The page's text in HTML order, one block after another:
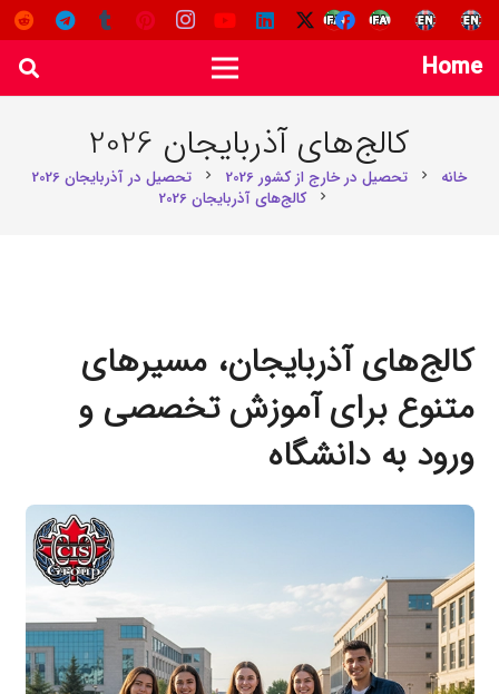
Home
کالج‌های آذربایجان 2026
خانه chevron_right تحصیل در خارج از کشور 2026 chevron_right تحصیل در آذربایجان 2026
chevron_right کالج‌های آذربایجان 2026
کالج‌های آذربایجان، مسیرهای
متنوع برای آموزش تخصصی و
ورود به دانشگاه